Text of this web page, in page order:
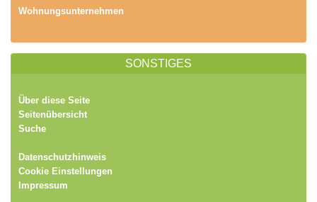
Wohnungsunternehmen
SONSTIGES
Über diese Seite
Seitenübersicht
Suche
Datenschutzhinweis
Cookie Einstellungen
Impressum